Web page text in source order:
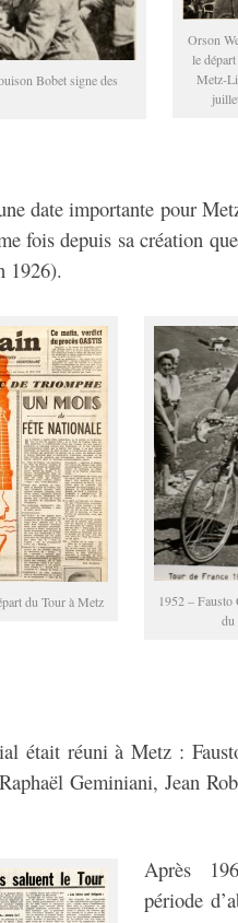
Bobet signe des
Orson
le départ
Metz-
date importante pour
fois depuis sa création
1926).
du Tour à Metz
1952 –
du
était réuni à Metz :
Geminiani, Jean
Après
période